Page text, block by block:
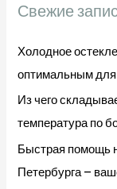
:Свежие
Холодное
оптимальным
Из чего
температура по
Быстрая помощь
Петербурга –